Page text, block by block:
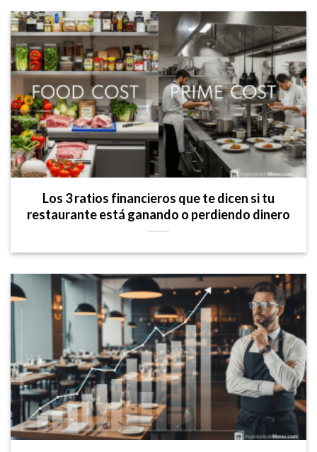
Los 3 ratios financieros que te dicen si tu
restaurante está ganando o perdiendo dinero